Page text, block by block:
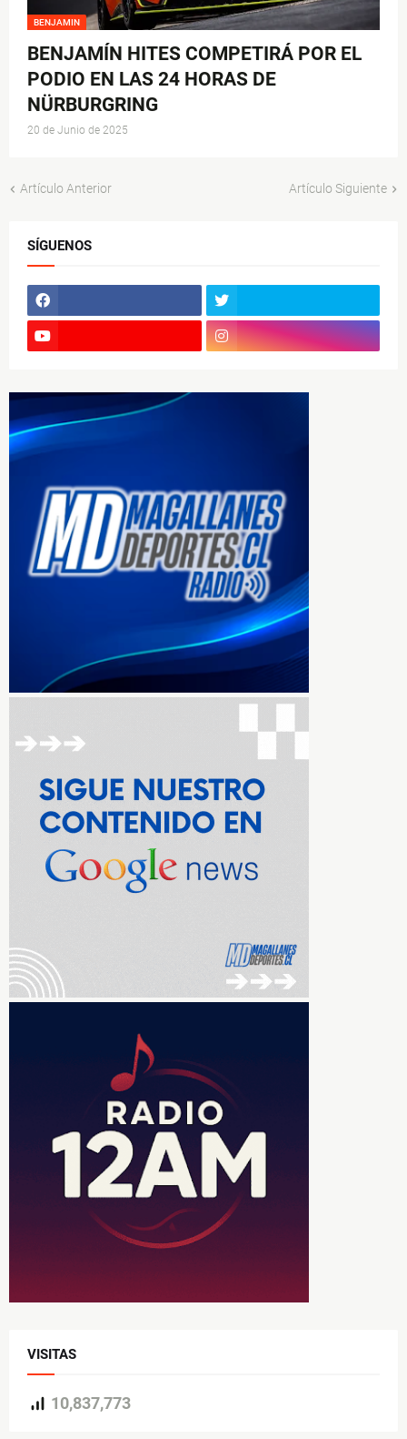
BENJAMIN
BENJAMÍN HITES COMPETIRÁ POR EL
PODIO EN LAS 24 HORAS DE
NÜRBURGRING
20 de Junio de 2025
Artículo Anterior Artículo Siguiente
SÍGUENOS
VISITAS
10,837,773